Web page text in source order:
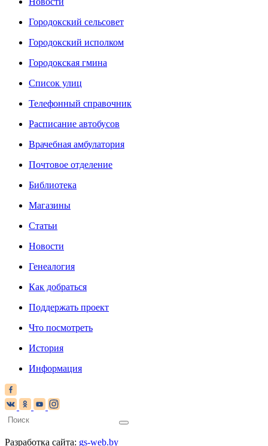
Городокский сельсовет
Городокский исполком
Городокская гмина
Список улиц
Телефонный справочник
Расписание автобусов
Врачебная амбулатория
Почтовое отделение
Библиотека
Магазины
Статьи
Новости
Генеалогия
Как добраться
Поддержать проект
Что посмотреть
История
Информация
Разработка сайта: gs-web.by